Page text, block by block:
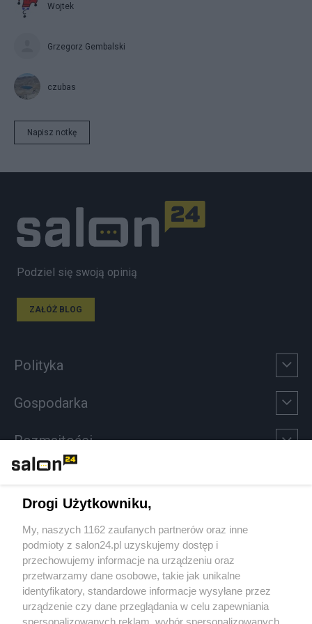
Wojtek
Grzegorz Gembalski
czubas
Napisz notkę
Podziel się swoją opinią
ZAŁÓŻ BLOG
Polityka
Gospodarka
Rozmaitości
Sport
Społeczeństwo
Kultura
Drogi Użytkowniku,
My, naszych 1162 zaufanych partnerów oraz inne
podmioty z salon24.pl uzyskujemy dostęp i
przechowujemy informacje na urządzeniu oraz
przetwarzamy dane osobowe, takie jak unikalne
identyfikatory, standardowe informacje wysyłane przez
urządzenie czy dane przeglądania w celu zapewniania
spersonalizowanych reklam, wybór spersonalizowanych